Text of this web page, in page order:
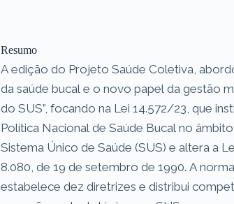
Resumo
A edição do Projeto Saúde Coletiva,
da saúde bucal e o novo papel da gestão
do SUS”, focando na Lei 14.572/23, que
Política Nacional de Saúde Bucal no
Sistema Único de Saúde (SUS) e altera a
8.080, de 19 de setembro de 1990. A norma
estabelece dez diretrizes e distribui